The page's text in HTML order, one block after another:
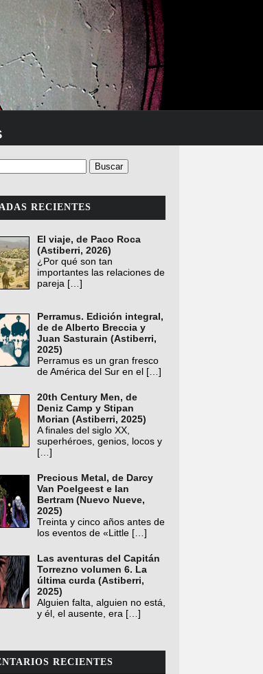
RECIENTES
El viaje, de Paco Roca
(Astiberri, 2026)
¿Por qué son tan
importantes las relaciones de
pareja […]
Perramus. Edición integral,
de de Alberto Breccia y
Juan Sasturain (Astiberri,
2025)
Perramus es un gran fresco
de América del Sur en el […]
20th Century Men, de
Deniz Camp y Stipan
Morian (Astiberri, 2025)
A finales del siglo XX,
superhéroes, genios, locos y
[…]
Precious Metal, de Darcy
Van Poelgeest e Ian
Bertram (Nuevo Nueve,
2025)
Treinta y cinco años antes de
los eventos de «Little […]
Las aventuras del Capitán
Torrezno volumen 6. La
última curda (Astiberri,
2025)
Alguien falta, alguien no está,
y él, el ausente, era […]
RECIENTES